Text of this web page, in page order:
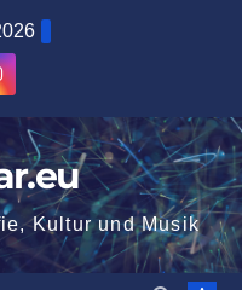
Kultur und Musik